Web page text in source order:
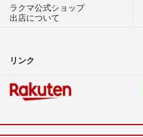
ラクマ公式ショップ
出店について
リンク